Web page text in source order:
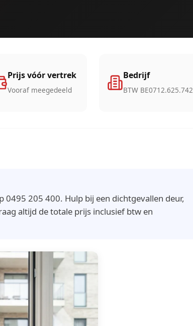
Prijs vóór vertrek
Vooraf meegedeeld
Bedrijf
BTW BE0712.625.742
0495 205 400. Hulp bij een dichtgevallen deur,
altijd de totale prijs inclusief btw en